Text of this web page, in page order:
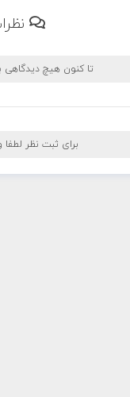
تا کنون هیچ
برای ثبت نظر